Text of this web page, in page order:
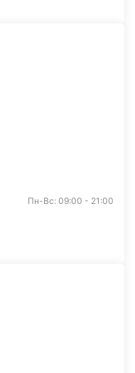
Пн-Вс: 09:00 - 21:00